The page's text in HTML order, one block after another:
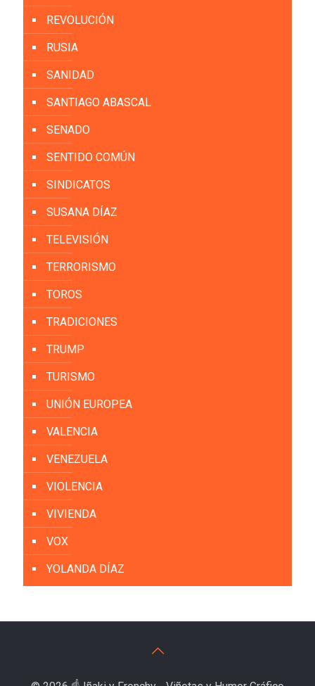
REVOLUCIÓN
RUSIA
SANIDAD
SANTIAGO ABASCAL
SENADO
SENTIDO COMÚN
SINDICATOS
SUSANA DÍAZ
TELEVISIÓN
TERRORISMO
TOROS
TRADICIONES
TRUMP
TURISMO
UNIÓN EUROPEA
VALENCIA
VENEZUELA
VIOLENCIA
VIVIENDA
VOX
YOLANDA DÍAZ